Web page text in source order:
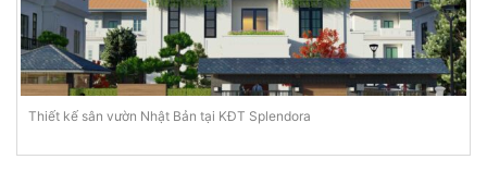
Thiết kế sân vườn Nhật Bản tại KĐT Splendora